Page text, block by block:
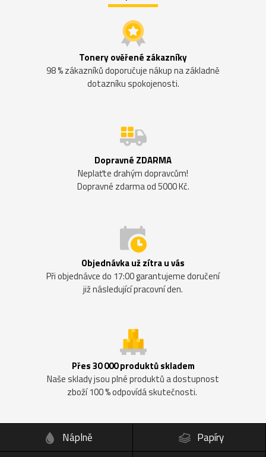
Tonery ověřené zákazníky
98 % zákazníků doporučuje nákup na základně
dotazníku spokojenosti.
Dopravné ZDARMA
Neplaťte drahým dopravcům!
Dopravné zdarma od 5000 Kč.
Objednávka už zítra u vás
Při objednávce do 17:00 garantujeme doručení
již následující pracovní den.
Přes 30 000 produktů skladem
Naše sklady jsou plné produktů a dostupnost
zboží 100 % odpovídá skutečnosti.
Náplně
Papíry